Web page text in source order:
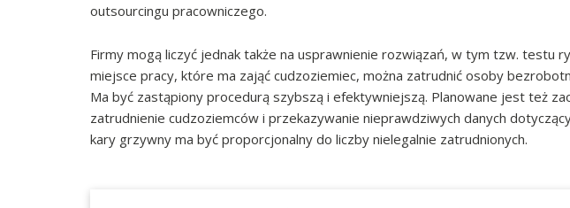
outsourcingu pracowniczego.
Firmy mogą liczyć jednak także na usprawnienie rozwiązań, w tym tzw. testu
miejsce pracy, które ma zająć cudzoziemiec, można zatrudnić osoby
Ma być zastąpiony procedurą szybszą i efektywniejszą. Planowane jest też
zatrudnienie cudzoziemców i przekazywanie nieprawdziwych danych
kary grzywny ma być proporcjonalny do liczby nielegalnie zatrudnionych.